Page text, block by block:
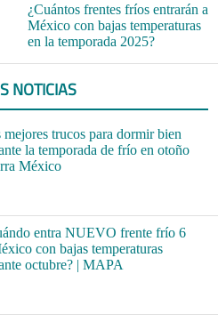
¿Cuántos frentes fríos entrarán a
México con bajas temperaturas
en la temporada 2025?
NOTICIAS
mejores trucos para dormir bien
la temporada de frío en otoño
México
entra NUEVO frente frío 6
con bajas temperaturas
octubre? | MAPA